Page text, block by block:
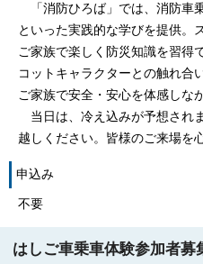
「消防ひろば」では、消防車
といった実践的な学びを提供。
ご家族で楽しく防災知識を習得
コットキャラクターとの触れ合
ご家族で安全・安心を体感しな
当日は、冷え込みが予想され
越しください。皆様のご来場を
申込み
不要
はしご車乗車体験参加者募